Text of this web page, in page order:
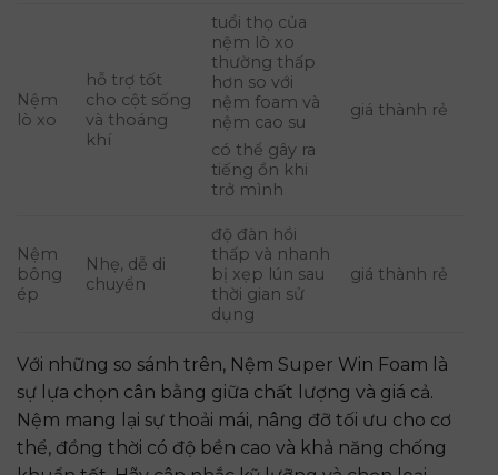
Nệm
lò xo
hỗ trợ tốt
cho cột sống
và thoáng
khí
tuổi thọ của
nệm lò xo
thường thấp
hơn so với
nệm foam và
nệm cao su
có thể gây ra
tiếng ồn khi
trở mình
giá thành rẻ
Nệm
bông
ép
Nhẹ, dễ di
chuyển
độ đàn hồi
thấp và nhanh
bị xẹp lún sau
thời gian sử
dụng
giá thành rẻ
Với những so sánh trên, Nệm Super Win Foam là
sự lựa chọn cân bằng giữa chất lượng và giá cả.
Nệm mang lại sự thoải mái, nâng đỡ tối ưu cho cơ
thể, đồng thời có độ bền cao và khả năng chống